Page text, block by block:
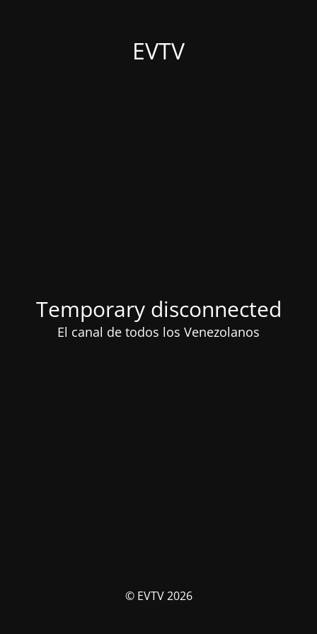
EVTV
Temporary disconnected
El canal de todos los Venezolanos
© EVTV 2026